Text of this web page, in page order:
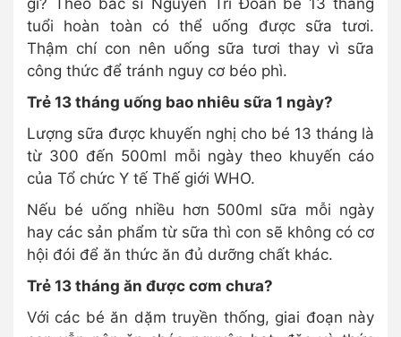
tuổi hoàn toàn có thể uống được sữa tươi.
Thậm chí con nên uống sữa tươi thay vì sữa
công thức để tránh nguy cơ béo phì.
Trẻ 13 tháng uống bao nhiêu sữa 1 ngày?
Lượng sữa được khuyến nghị cho bé 13 tháng là
từ 300 đến 500ml mỗi ngày theo khuyến cáo
của Tổ chức Y tế Thế giới WHO.
Nếu bé uống nhiều hơn 500ml sữa mỗi ngày
hay các sản phẩm từ sữa thì con sẽ không có cơ
hội đói để ăn thức ăn đủ dưỡng chất khác.
Trẻ 13 tháng ăn được cơm chưa?
Với các bé ăn dặm truyền thống, giai đoạn này